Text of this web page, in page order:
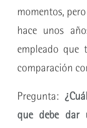
momentos,
hace unos
empleado que
comparación
Pregunta:
que debe dar